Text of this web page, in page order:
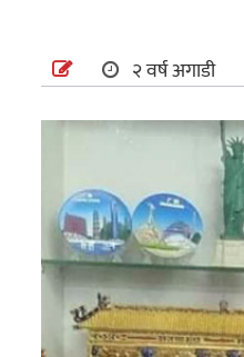
खेलकुद
२ वर्ष अगाडी